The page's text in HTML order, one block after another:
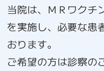
当院は、ＭＲワクチ
を実施し、必要な患
おります。
ご希望の方は診察の